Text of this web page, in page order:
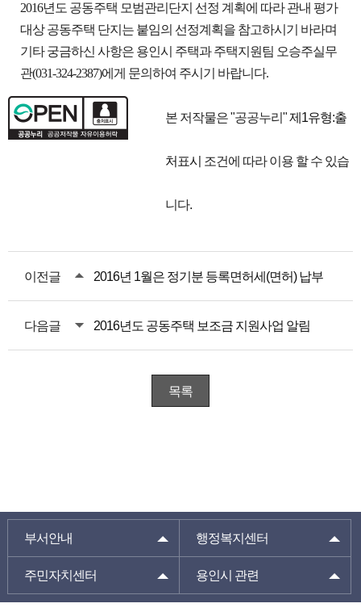
2016년도 공동주택 모범관리단지 선정 계획에 따라 관내 평가
대상 공동주택 단지는 붙임의 선정계획을 참고하시기 바라며
기타 궁금하신 사항은 용인시 주택과 주택지원팀 오승주실무
관(031-324-2387)에게 문의하여 주시기 바랍니다.
본 저작물은 "공공누리"제1유형:출
처표시 조건에 따라 이용 할 수 있습
니다.
이전글 2016년 1월은 정기분 등록면허세(면허) 납부
다음글 2016년도 공동주택 보조금 지원사업 알림
목록
부서안내 행정복지센터
주민자치센터 용인시 관련